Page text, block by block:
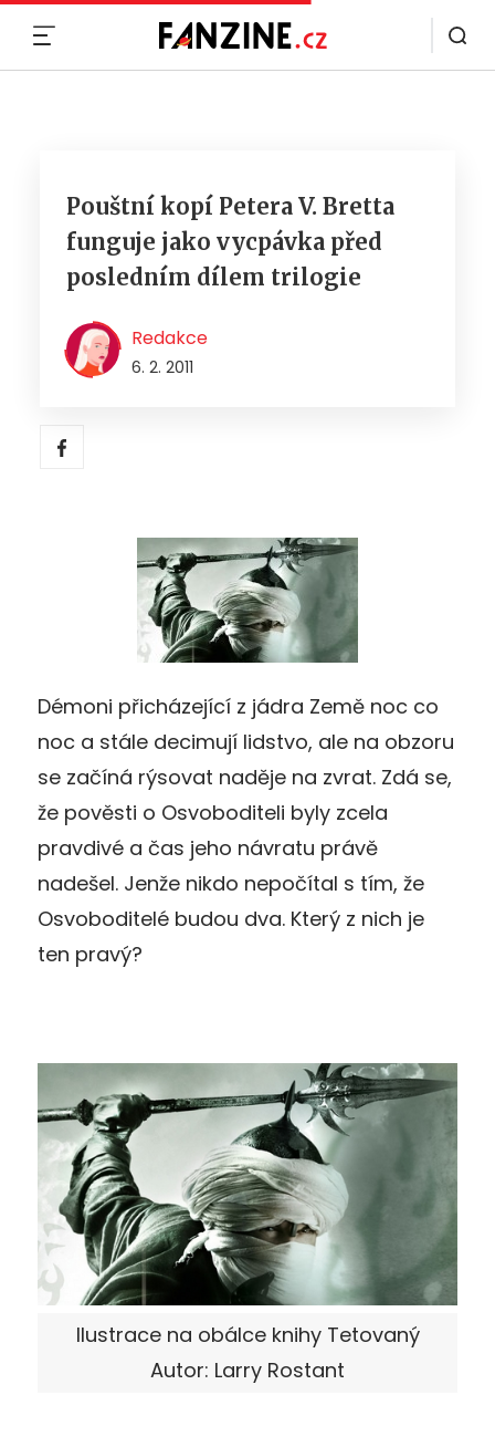
Pouštní kopí Petera V. Bretta
funguje jako vycpávka před
posledním dílem trilogie
Redakce
6. 2. 2011
Démoni přicházející z jádra Země noc co
noc a stále decimují lidstvo, ale na obzoru
se začíná rýsovat naděje na zvrat. Zdá se,
že pověsti o Osvoboditeli byly zcela
pravdivé a čas jeho návratu právě
nadešel. Jenže nikdo nepočítal s tím, že
Osvoboditelé budou dva. Který z nich je
ten pravý?
Ilustrace na obálce knihy Tetovaný
Autor: Larry Rostant